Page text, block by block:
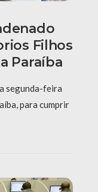
Filhos
Paraíba
segunda-feira
para cumprir